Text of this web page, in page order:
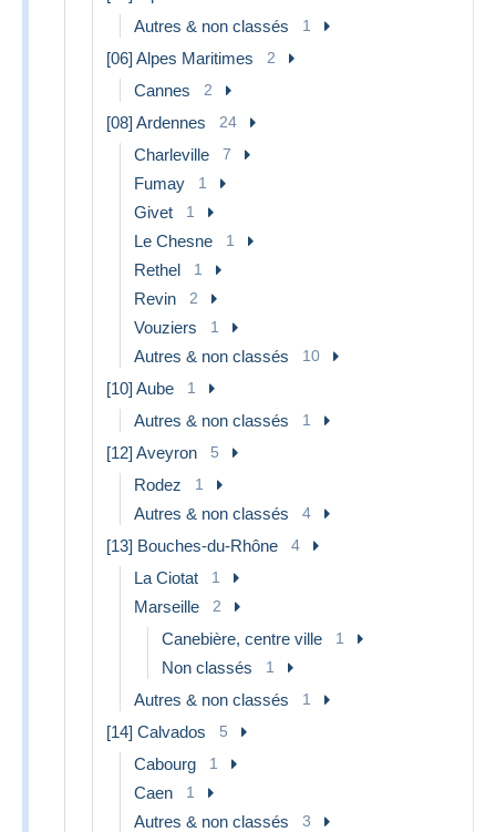
Autres & non classés 1
[06] Alpes Maritimes 2
Cannes 2
[08] Ardennes 24
Charleville 7
Fumay 1
Givet 1
Le Chesne 1
Rethel 1
Revin 2
Vouziers 1
Autres & non classés 10
[10] Aube 1
Autres & non classés 1
[12] Aveyron 5
Rodez 1
Autres & non classés 4
[13] Bouches-du-Rhône 4
La Ciotat 1
Marseille 2
Canebière, centre ville 1
Non classés 1
Autres & non classés 1
[14] Calvados 5
Cabourg 1
Caen 1
Autres & non classés 3